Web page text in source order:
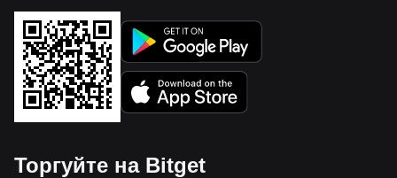
Торгуйте на Bitget